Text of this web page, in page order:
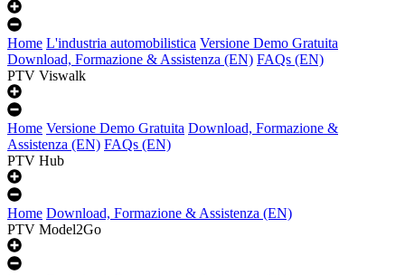
Home L'industria automobilistica Versione Demo Gratuita
Download, Formazione & Assistenza (EN) FAQs (EN)
PTV Viswalk
Home Versione Demo Gratuita Download, Formazione &
Assistenza (EN) FAQs (EN)
PTV Hub
Home Download, Formazione & Assistenza (EN)
PTV Model2Go